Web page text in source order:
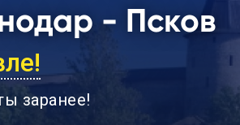
- Псков
заранее!